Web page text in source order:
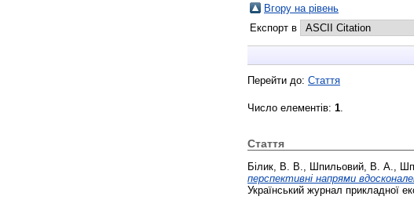
Вгору на рівень
Експорт в
Перейти до: Стаття
Число елементів: 1
Стаття
Білик, В. В. Шпильовий, В. А.
перспективні напрями
Український журнал прикладної